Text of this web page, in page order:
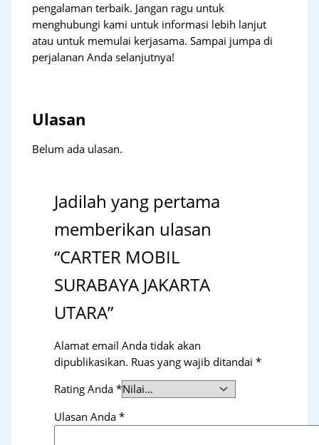
pengalaman terbaik. Jangan ragu untuk
menghubungi kami untuk informasi lebih lanjut
atau untuk memulai kerjasama. Sampai jumpa di
perjalanan Anda selanjutnya!
Ulasan
Belum ada ulasan.
Jadilah yang pertama
memberikan ulasan
“CARTER MOBIL
SURABAYA JAKARTA
UTARA”
Alamat email Anda tidak akan
dipublikasikan. Ruas yang wajib ditandai*
Rating Anda*
Ulasan Anda*